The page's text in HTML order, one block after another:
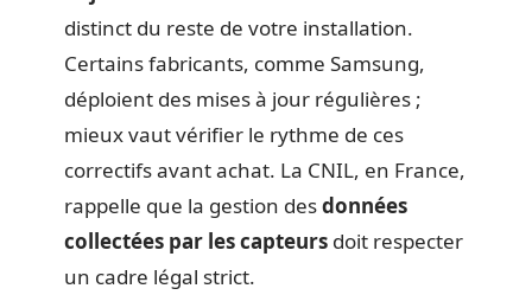
distinct du reste de votre installation.
Certains fabricants, comme Samsung,
déploient des mises à jour régulières ;
mieux vaut vérifier le rythme de ces
correctifs avant achat. La CNIL, en France,
rappelle que la gestion desdonnées
collectées par les capteurs doit respecter
un cadre légal strict.